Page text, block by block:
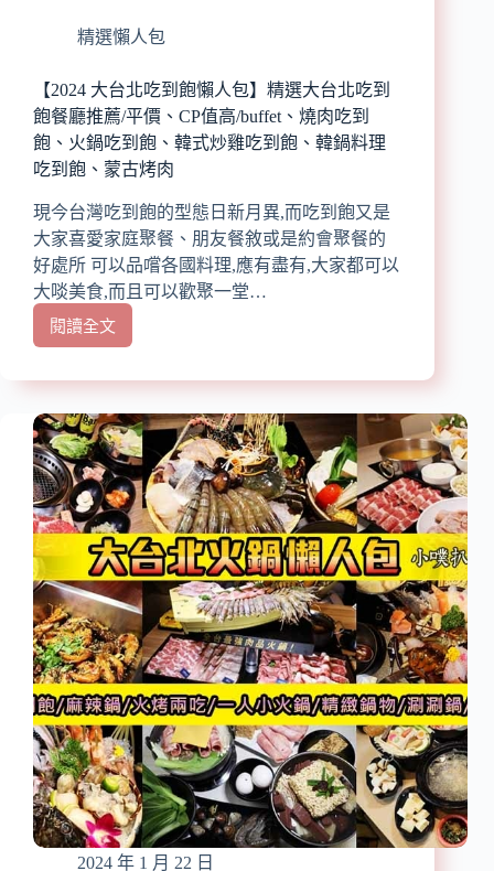
近
運/
不
限
時、
免
務
費、
提
供
WiFi/
高
cp
值/
沖
咖
啡、
甜
點
必
推/
下
午
茶
聚
餐
好
去
處
精選懶人包
【2024 大台北吃到飽懶人包】精選大台北吃到
飽餐廳推薦/平價、CP值高/buffet、燒肉吃到
飽、火鍋吃到飽、韓式炒雞吃到飽、韓鍋料理
吃到飽、蒙古烤肉
現今台灣吃到飽的型態日新月異,而吃到飽又是
大家喜愛家庭聚餐、朋友餐敘或是約會聚餐的
好處所 可以品嚐各國料理,應有盡有,大家都可以
大啖美食,而且可以歡聚一堂…
閱讀全文
【2024
台
吃
到
飽
懶
人
包】
精
選
大
台
北
吃
到
飽
餐
廳
推
薦/
平
2024 年 1 月 22 日